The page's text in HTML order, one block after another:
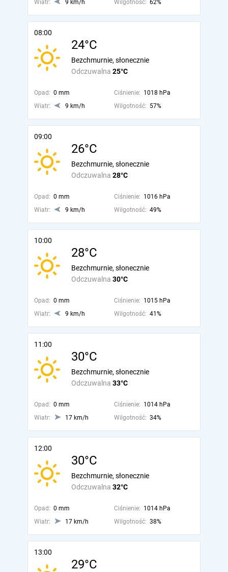
Wiatr: 9 km/h Wilgotność: 62%
08:00
24°C
Odczuwalna 25°C
Bezchmurnie, słonecznie
Opad: 0 mm Ciśnienie: 1018 hPa
Wiatr:
9 km/h Wilgotność: 57%
09:00
26°C
Odczuwalna 28°C
Bezchmurnie, słonecznie
Opad: 0 mm Ciśnienie: 1016 hPa
Wiatr:
9 km/h Wilgotność: 49%
10:00
28°C
Odczuwalna 30°C
Bezchmurnie, słonecznie
Opad: 0 mm Ciśnienie: 1015 hPa
Wiatr:
9 km/h Wilgotność: 41%
11:00
30°C
Odczuwalna 33°C
Bezchmurnie, słonecznie
Opad: 0 mm Ciśnienie: 1014 hPa
Wiatr:
17 km/h Wilgotność: 34%
12:00
30°C
Odczuwalna 32°C
Bezchmurnie, słonecznie
Opad: 0 mm Ciśnienie: 1014 hPa
Wiatr:
17 km/h Wilgotność: 38%
13:00
29°C